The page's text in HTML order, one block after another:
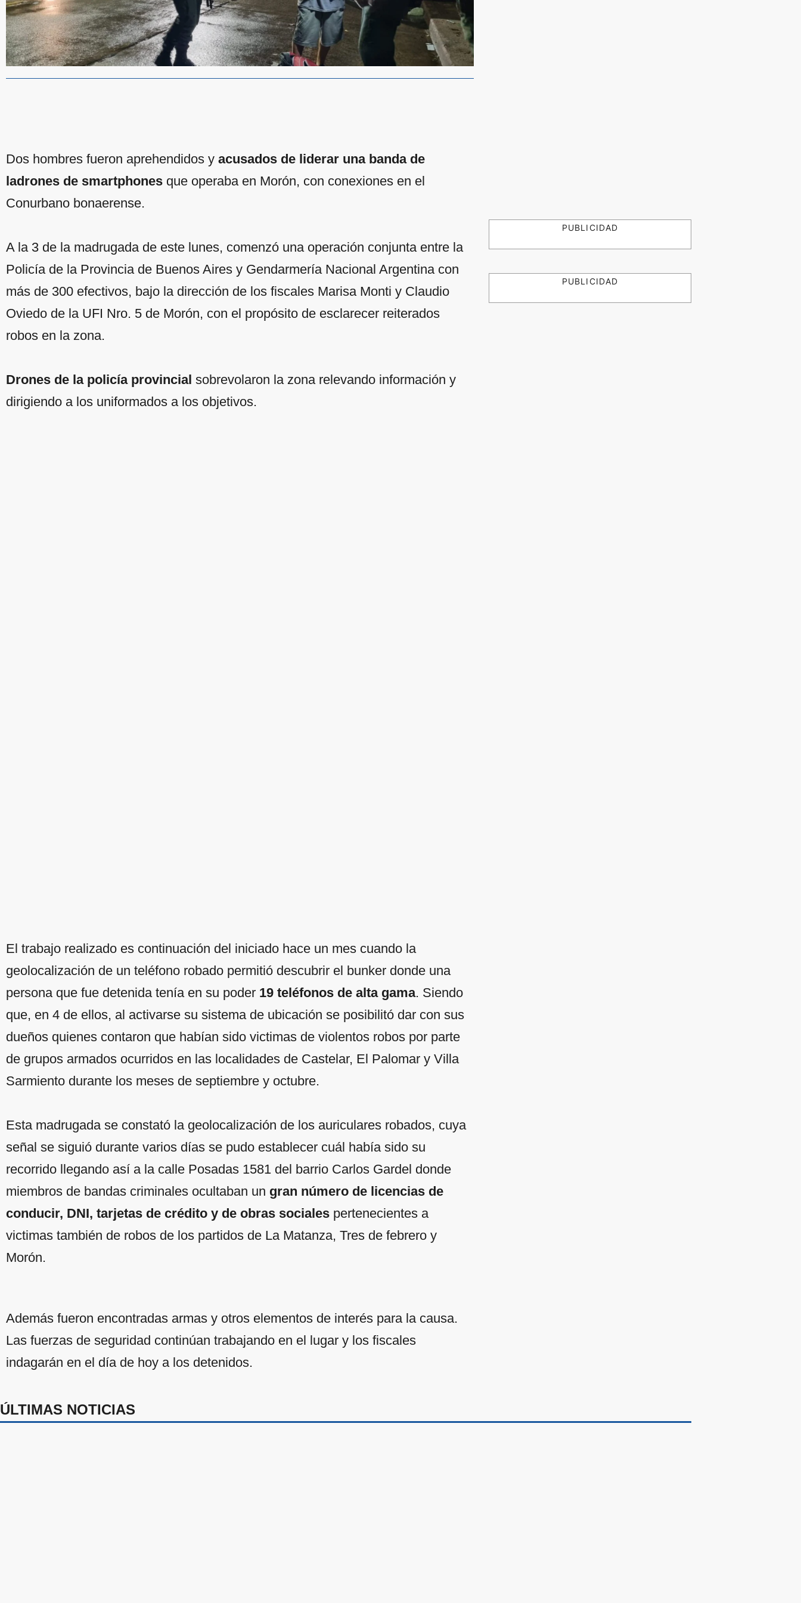
Dos hombres fueron aprehendidos y acusados de liderar una banda de
ladrones de smartphones que operaba en Morón, con conexiones en el
Conurbano bonaerense.
A la 3 de la madrugada de este lunes, comenzó una operación conjunta entre la
Policía de la Provincia de Buenos Aires y Gendarmería Nacional Argentina con
más de 300 efectivos, bajo la dirección de los fiscales Marisa Monti y Claudio
Oviedo de la UFI Nro. 5 de Morón, con el propósito de esclarecer reiterados
robos en la zona.
Drones de la policía provincial sobrevolaron la zona relevando información y
dirigiendo a los uniformados a los objetivos.
El trabajo realizado es continuación del iniciado hace un mes cuando la
geolocalización de un teléfono robado permitió descubrir el bunker donde una
persona que fue detenida tenía en su poder 19 teléfonos de alta gama. Siendo
que, en 4 de ellos, al activarse su sistema de ubicación se posibilitó dar con sus
dueños quienes contaron que habían sido victimas de violentos robos por parte
de grupos armados ocurridos en las localidades de Castelar, El Palomar y Villa
Sarmiento durante los meses de septiembre y octubre.
Esta madrugada se constató la geolocalización de los auriculares robados, cuya
señal se siguió durante varios días se pudo establecer cuál había sido su
recorrido llegando así a la calle Posadas 1581 del barrio Carlos Gardel donde
miembros de bandas criminales ocultaban un gran número de licencias de
conducir, DNI, tarjetas de crédito y de obras sociales pertenecientes a
victimas también de robos de los partidos de La Matanza, Tres de febrero y
Morón.
Además fueron encontradas armas y otros elementos de interés para la causa.
Las fuerzas de seguridad continúan trabajando en el lugar y los fiscales
indagarán en el día de hoy a los detenidos.
PUBLICIDAD
PUBLICIDAD
ÚLTIMAS NOTICIAS